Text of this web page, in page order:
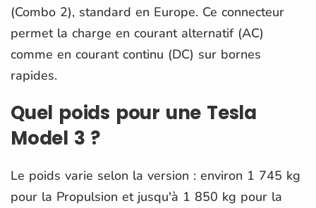
(Combo 2), standard en Europe. Ce connecteur
permet la charge en courant alternatif (AC)
comme en courant continu (DC) sur bornes
rapides.
Quel poids pour une Tesla
Model 3 ?
Le poids varie selon la version : environ 1 745 kg
pour la Propulsion et jusqu'à 1 850 kg pour la